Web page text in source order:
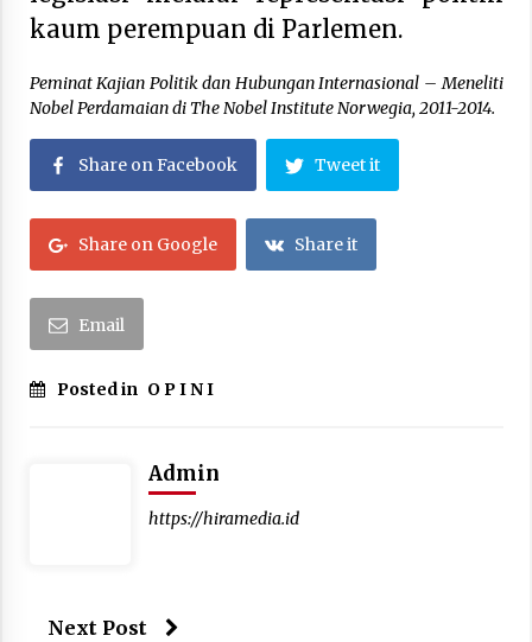
kaum perempuan di Parlemen.
Peminat Kajian Politik dan Hubungan Internasional – Meneliti
Nobel Perdamaian di The Nobel Institute Norwegia, 2011-2014.
Share on Facebook Tweet it
Share on Google Share it
Email
Posted in O P I N I
Admin
https://hiramedia.id
Next Post